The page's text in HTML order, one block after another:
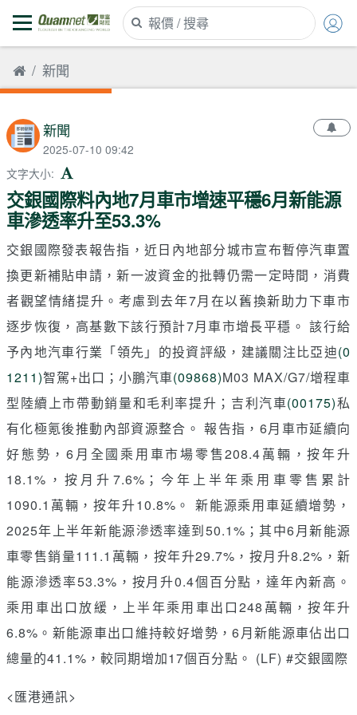
新聞
新聞
2025-07-10 09:42
文字大小:
交銀國際料內地7月車市增速平穩6月新能源
車滲透率升至53.3%
交銀國際發表報告指，近日內地部分城市宣布暫停汽車置
換更新補貼申請，新一波資金的批轉仍需一定時間，消費
者觀望情緒提升。考慮到去年7月在以舊換新助力下車市
逐步恢復，高基數下該行預計7月車市增長平穩。 該行給
予內地汽車行業「領先」的投資評級，建議關注比亞迪(0
1211)智駕+出口；小鵬汽車(09868)M03 MAX/G7/增程車
型陸續上市帶動銷量和毛利率提升；吉利汽車(00175)私
有化極氪後推動內部資源整合。 報告指，6月車市延續向
好態勢，6月全國乘用車市場零售208.4萬輛，按年升
18.1%，按月升7.6%；今年上半年乘用車零售累計
1090.1萬輛，按年升10.8%。 新能源乘用車延續增勢，
2025年上半年新能源滲透率達到50.1%；其中6月新能源
車零售銷量111.1萬輛，按年升29.7%，按月升8.2%，新
能源滲透率53.3%，按月升0.4個百分點，達年內新高。
乘用車出口放緩，上半年乘用車出口248萬輛，按年升
6.8%。新能源車出口維持較好增勢，6月新能源車佔出口
總量的41.1%，較同期增加17個百分點。 (LF) #交銀國際
<匯港通訊>